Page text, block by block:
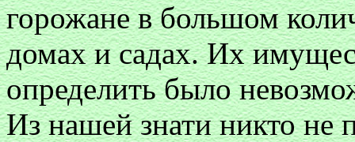
горожане в большом
домах и садах. Их
определить было
Из нашей знати никто не